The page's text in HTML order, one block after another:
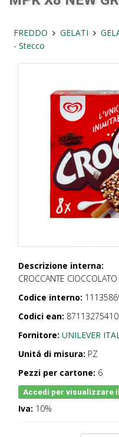
FREDDO GELATI
- Stecco
Descrizione interna:
CROCCANTE
Codice interno:
Codici ean:
Fornitore: UNILEVER
Unitá di misura: PZ
Pezzi per cartone: 6
Accedi per visualizzare
Iva: 10%